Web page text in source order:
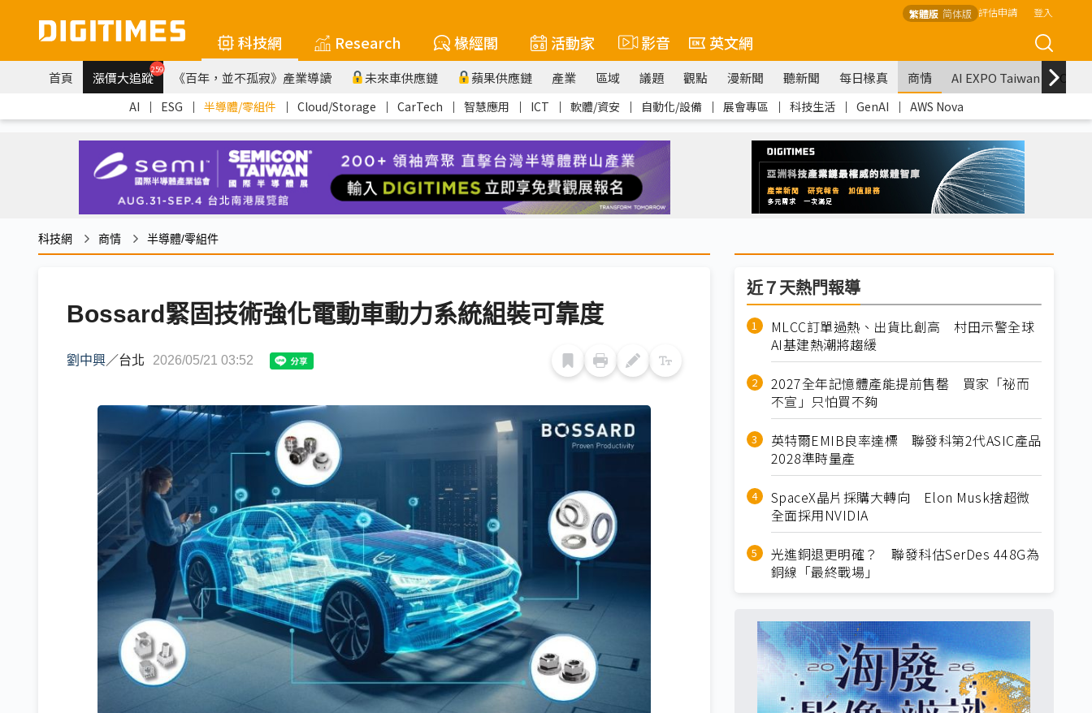
繁體版 简体版 評估申請 登入
科技網 Research 椽經閣 活動家 影音 英文網
首頁 漲價大追蹤259 《百年，並不孤寂》產業導讀 未來車供應鏈 蘋果供應鏈 產業 區域 議題 觀點 漫新聞 聽新聞 每日椽真 商情 AI EXPO Taiwan
AI ｜ ESG ｜ 半導體/零組件 ｜ Cloud/Storage ｜ CarTech ｜ 智慧應用 ｜ ICT ｜ 軟體/資安 ｜ 自動化/設備 ｜ 展會專區 ｜ 科技生活 ｜ GenAI ｜ AWS Nova
科技網 商情 半導體/零組件
Bossard緊固技術強化電動車動力系統組裝可靠度
劉中興／台北 2026/05/21 03:52
近７天熱門報導
MLCC訂單過熱、出貨比創高 村田示警全球
AI基建熱潮將趨緩
2027全年記憶體產能提前售罄 買家「祕而
不宣」只怕買不夠
英特爾EMIB良率達標 聯發科第2代ASIC產品
2028準時量產
SpaceX晶片採購大轉向 Elon Musk捨超微
全面採用NVIDIA
光進銅退更明確？ 聯發科估SerDes 448G為
銅線「最終戰場」